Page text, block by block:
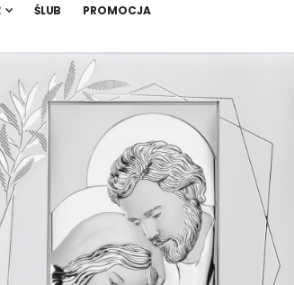
ŚLUB PROMOCJA